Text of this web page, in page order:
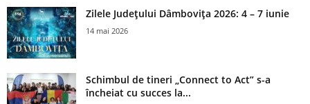
Zilele Județului Dâmbovița 2026: 4 – 7 iunie
14 mai 2026
Schimbul de tineri „Connect to Act” s-a
încheiat cu succes la...